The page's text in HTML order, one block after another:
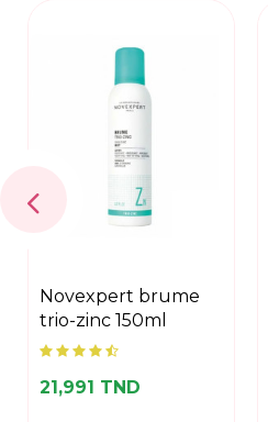
novexpert brume
trio-zinc 150ml
21,991 TND